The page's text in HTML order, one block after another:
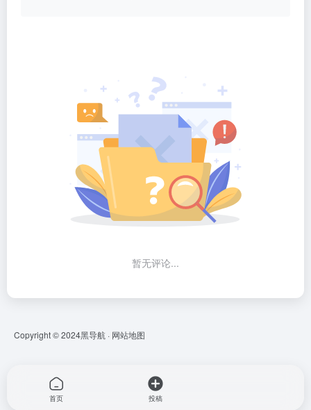
暂无评论...
Copyright © 2024黑导航 · 网站地图
首页 投稿